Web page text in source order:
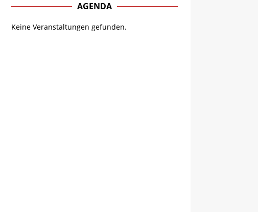
AGENDA
Keine Veranstaltungen gefunden.